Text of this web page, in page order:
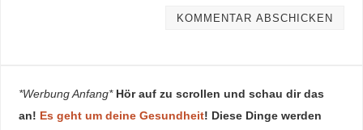
*Werbung Anfang* Hör auf zu scrollen und schau dir das
an! Es geht um deine Gesundheit! Diese Dinge werden